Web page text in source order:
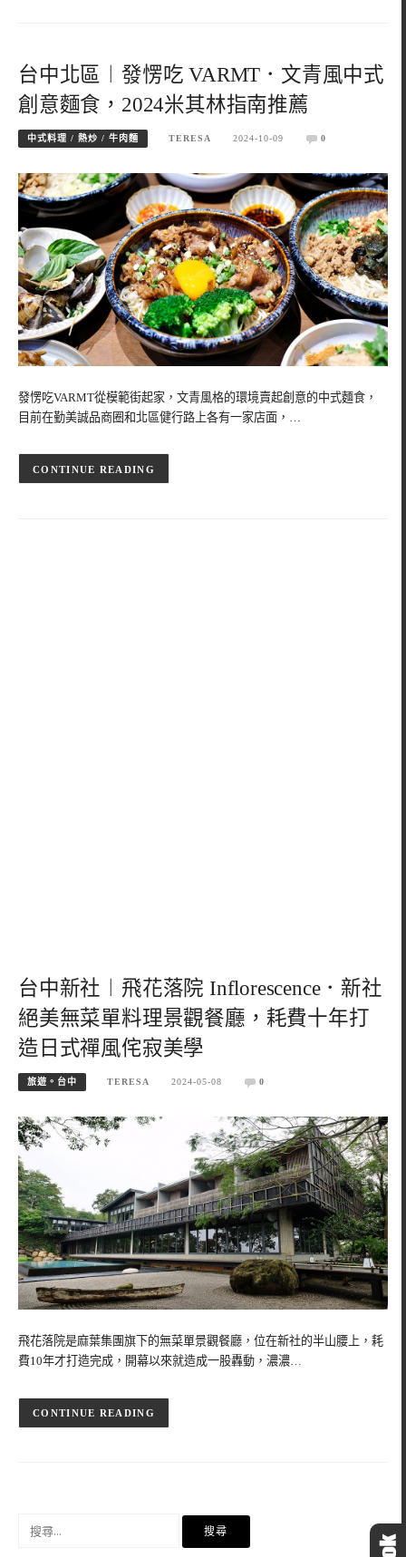
台中北區︱發愣吃 VARMT．文青風中式
創意麵食，2024米其林指南推薦
中式料理 / 熱炒 / 牛肉麵 TERESA 2024-10-09 0
發愣吃VARMT從模範街起家，文青風格的環境賣起創意的中式麵食，
目前在勤美誠品商圈和北區健行路上各有一家店面，…
CONTINUE READING
台中新社︱飛花落院 Inflorescence．新社
絕美無菜單料理景觀餐廳，耗費十年打
造日式禪風侘寂美學
旅遊。台中 TERESA 2024-05-08 0
飛花落院是麻葉集團旗下的無菜單景觀餐廳，位在新社的半山腰上，耗
費10年才打造完成，開幕以來就造成一股轟動，濃濃…
CONTINUE READING